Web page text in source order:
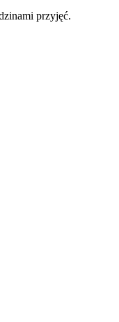
przyjęć.